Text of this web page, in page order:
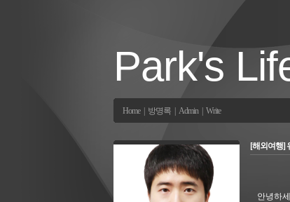
Park's
Home 방명록 Admin Write
[해외여행]
안녕하